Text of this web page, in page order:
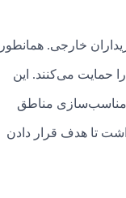
خارجی. همانطور
حمایت می‌کنند. این
مناسب‌سازی مناطق
تا هدف قرار دادن